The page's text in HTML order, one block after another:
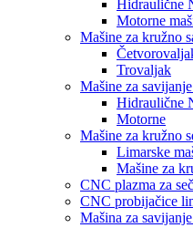
Hidraulične
Motorne
Mašine za kružno
Trovaljak
Mašine za
Hidraulične
Motorne
Mašine za kružno
Limarske
Mašine za
CNC plazma za
CNC probijačice
Mašina za